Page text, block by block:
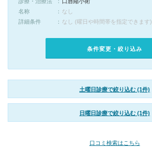
名称
なし
詳細条件
なし (曜日や時間帯を指定できます)
条件変更・絞り込み
土曜日診療で絞り込む (1件)
日曜日診療で絞り込む (1件)
口コミ検索はこちら